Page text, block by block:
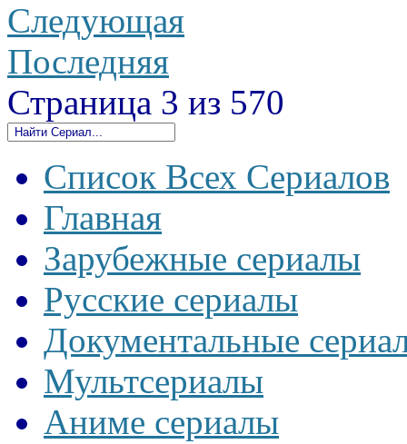
Следующая
Последняя
Страница 3 из 570
Список Всех Сериалов
Главная
Зарубежные сериалы
Русские сериалы
Документальные
Мультсериалы
Аниме сериалы